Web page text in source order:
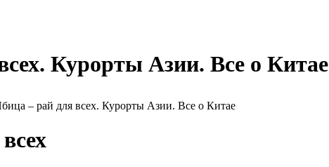
Курорты Азии. Все о Китае
– рай для всех. Курорты Азии. Все о Китае